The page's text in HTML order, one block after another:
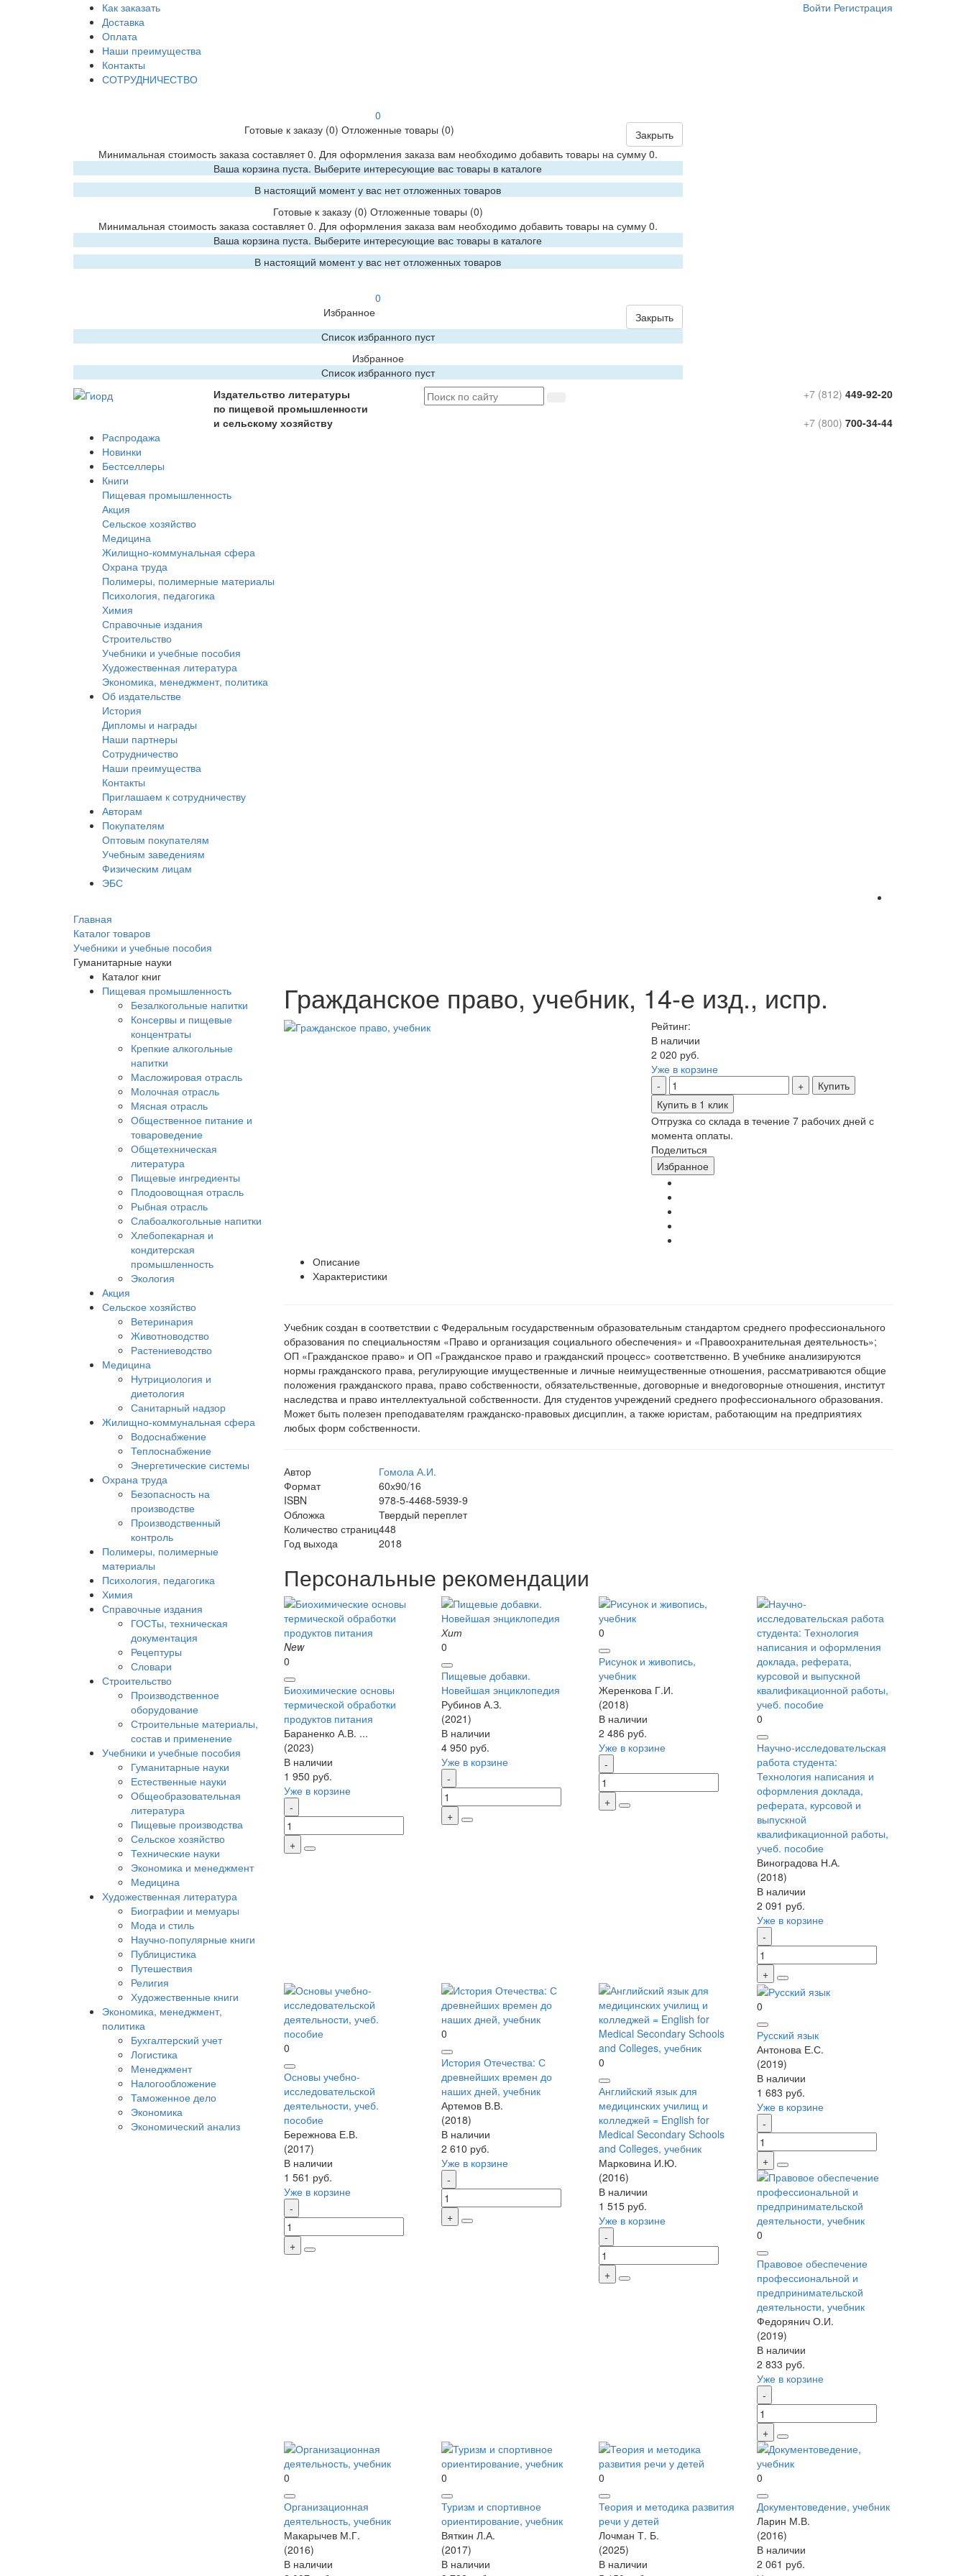
Как заказать
Доставка
Оплата
Наши преимущества
Контакты
СОТРУДНИЧЕСТВО
0
Готовые к заказу (0) Отложенные товары (0)
Закрыть
Минимальная стоимость заказа составляет 0. Для оформления заказа вам необходимо добавить товары на сумму 0.
Ваша корзина пуста. Выберите интересующие вас товары в каталоге
В настоящий момент у вас нет отложенных товаров
Готовые к заказу(0) Отложенные товары (0)
Минимальная стоимость заказа составляет 0. Для оформления заказа вам необходимо добавить товары на сумму 0.
Ваша корзина пуста. Выберите интересующие вас товары в каталоге
В настоящий момент у вас нет отложенных товаров
0
Избранное
Закрыть
Список избранного пуст
Избранное
Список избранного пуст
Войти Регистрация
Издательство литературы
по пищевой промышленности
и сельскому хозяйству
+7 (812) 449-92-20
+7 (800) 700-34-44
Распродажа
Новинки
Бестселлеры
Книги
Пищевая промышленность
Акция
Сельское хозяйство
Медицина
Жилищно-коммунальная сфера
Охрана труда
Полимеры, полимерные материалы
Психология, педагогика
Химия
Справочные издания
Строительство
Учебники и учебные пособия
Художественная литература
Экономика, менеджмент, политика
Об издательстве
История
Дипломы и награды
Наши партнеры
Сотрудничество
Наши преимущества
Контакты
Приглашаем к сотрудничеству
Авторам
Покупателям
Оптовым покупателям
Учебным заведениям
Физическим лицам
ЭБС
Главная
Каталог товаров
Учебники и учебные пособия
Гуманитарные науки
Каталог книг
Пищевая промышленность
Безалкогольные напитки
Консервы и пищевые
концентраты
Крепкие алкогольные
напитки
Масложировая отрасль
Молочная отрасль
Мясная отрасль
Общественное питание и
товароведение
Общетехническая
литература
Пищевые ингредиенты
Плодоовощная отрасль
Рыбная отрасль
Слабоалкогольные напитки
Хлебопекарная и
кондитерская
промышленность
Экология
Акция
Сельское хозяйство
Ветеринария
Животноводство
Растениеводство
Медицина
Нутрициология и
диетология
Санитарный надзор
Жилищно-коммунальная сфера
Водоснабжение
Теплоснабжение
Энергетические системы
Охрана труда
Безопасность на
производстве
Производственный
контроль
Полимеры, полимерные
материалы
Психология, педагогика
Химия
Справочные издания
ГОСТы, техническая
документация
Рецептуры
Словари
Строительство
Производственное
оборудование
Строительные материалы,
состав и применение
Учебники и учебные пособия
Гуманитарные науки
Естественные науки
Общеобразовательная
литература
Пищевые производства
Сельское хозяйство
Технические науки
Экономика и менеджмент
Медицина
Художественная литература
Биографии и мемуары
Мода и стиль
Научно-популярные книги
Публицистика
Путешествия
Религия
Художественные книги
Экономика, менеджмент,
политика
Бухгалтерский учет
Логистика
Менеджмент
Налогообложение
Таможенное дело
Экономика
Экономический анализ
Гражданское право, учебник, 14-е изд., испр.
Рейтинг:
В наличии
2 020 руб.
Уже в корзине
Купить
Купить в 1 клик
Отгрузка со склада в течение 7 рабочих дней с
момента оплаты.
Поделиться
Избранное
Описание
Характеристики
Учебник создан в соответствии с Федеральным государственным образовательным стандартом среднего профессионального
образования по специальностям «Право и организация социального обеспечения» и «Правоохранительная деятельность»;
ОП «Гражданское право» и ОП «Гражданское право и гражданский процесс» соответственно. В учебнике анализируются
нормы гражданского права, регулирующие имущественные и личные неимущественные отношения, рассматриваются общие
положения гражданского права, право собственности, обязательственные, договорные и внедоговорные отношения, институт
наследства и право интеллектуальной собственности. Для студентов учреждений среднего профессионального образования.
Может быть полезен преподавателям гражданско-правовых дисциплин, а также юристам, работающим на предприятиях
любых форм собственности.
Автор
Гомола А.И.
Формат
60х90/16
ISBN
978-5-4468-5939-9
Обложка
Твердый переплет
Количество страниц448
Год выхода
2018
Персональные рекомендации
New
0
Биохимические основы
термической обработки
продуктов питания
Бараненко А.В. ...
(2023)
В наличии
1 950 руб.
Уже в корзине
Хит
0
Пищевые добавки.
Новейшая энциклопедия
Рубинов А.З.
(2021)
В наличии
4 950 руб.
Уже в корзине
0
Рисунок и живопись,
учебник
Жеренкова Г.И.
(2018)
В наличии
2 486 руб.
Уже в корзине
0
Научно-исследовательская
работа студента:
Технология написания и
оформления доклада,
реферата, курсовой и
выпускной
квалификационной работы,
учеб. пособие
Виноградова Н.А.
(2018)
В наличии
2 091 руб.
Уже в корзине
0
Основы учебно-
исследовательской
деятельности, учеб.
пособие
Бережнова Е.В.
(2017)
В наличии
1 561 руб.
Уже в корзине
0
История Отечества: С
древнейших времен до
наших дней, учебник
Артемов В.В.
(2018)
В наличии
2 610 руб.
Уже в корзине
0
Английский язык для
медицинских училищ и
колледжей = English for
Medical Secondary Schools
and Colleges, учебник
Марковина И.Ю.
(2016)
В наличии
1 515 руб.
Уже в корзине
0
Русский язык
Антонова Е.С.
(2019)
В наличии
1 683 руб.
Уже в корзине
0
Правовое обеспечение
профессиональной и
предпринимательской
деятельности, учебник
Федорянич О.И.
(2019)
В наличии
2 833 руб.
Уже в корзине
0
Организационная
деятельность, учебник
Макарычев М.Г.
(2016)
В наличии
0
Туризм и спортивное
ориентирование, учебник
Вяткин Л.А.
(2017)
В наличии
0
Теория и методика развития
речи у детей
Лочман Т. Б.
(2025)
В наличии
0
Документоведение, учебник
Ларин М.В.
(2016)
В наличии
2 061 руб.